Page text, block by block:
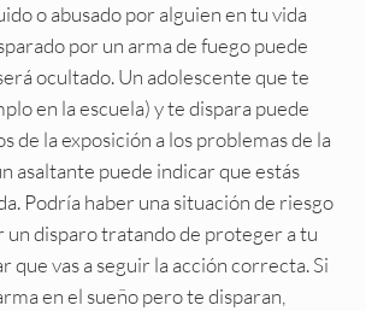
o abusado por alguien en tu vida
por un arma de fuego puede
ocultado. Un adolescente que te
en la escuela) y te dispara puede
de la exposición a los problemas de la
asaltante puede indicar que estás
Podría haber una situación de riesgo
un disparo tratando de proteger a tu
que vas a seguir la acción correcta. Si
en el sueño pero te disparan,